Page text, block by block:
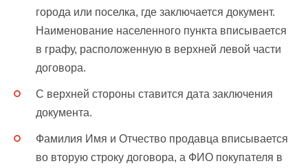
города или поселка, где заключается документ.
Наименование населенного пункта вписывается
в графу, расположенную в верхней левой части
договора.
С верхней стороны ставится дата заключения
документа.
Фамилия Имя и Отчество продавца вписывается
во вторую строку договора, а ФИО покупателя в